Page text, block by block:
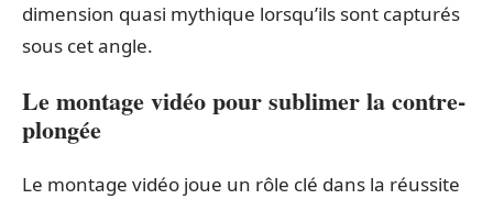
dimension quasi mythique lorsqu’ils sont capturés
sous cet angle.
Le montage vidéo pour sublimer la contre-
plongée
Le montage vidéo joue un rôle clé dans la réussite